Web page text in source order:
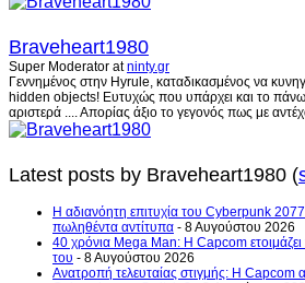
Braveheart1980
Super Moderator atninty.gr
Γεννημένος στην Hyrule, καταδικασμένος να
hidden objects! Ευτυχώς που υπάρχει και το
αριστερά .... Απορίας άξιο το γεγονός πως με
Latest posts by Braveheart1980 (
H αδιανόητη επιτυχία του Cyberpunk
πωληθέντα αντίτυπα - 8 Αυγούστου 2026
40 χρόνια Mega Man: Η Capcom
του - 8 Αυγούστου 2026
Ανατροπή τελευταίας στιγμής: Η Capcom